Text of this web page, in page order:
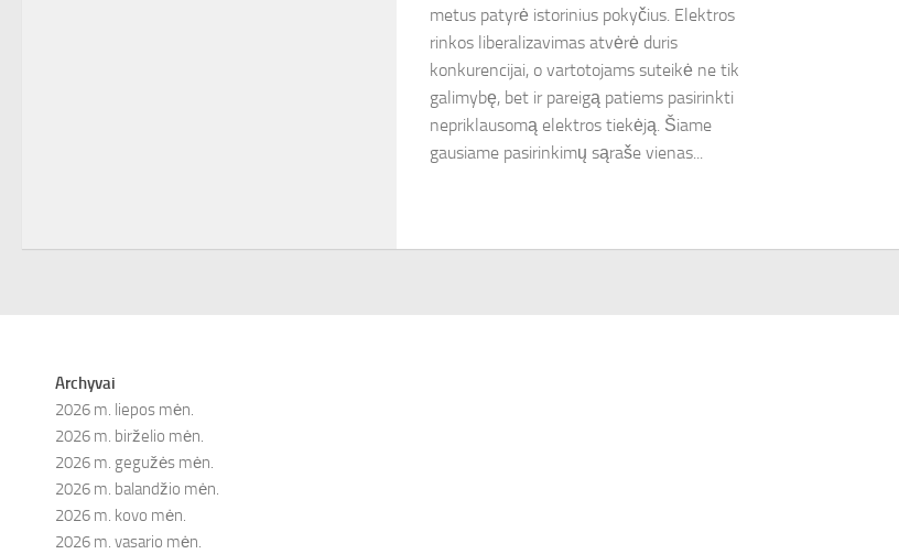
metus patyrė istorinius pokyčius. Elektros
rinkos liberalizavimas atvėrė duris
konkurencijai, o vartotojams suteikė ne tik
galimybę, bet ir pareigą patiems pasirinkti
nepriklausomą elektros tiekėją. Šiame
gausiame pasirinkimų sąraše vienas...
Archyvai
2026 m. liepos mėn.
2026 m. birželio mėn.
2026 m. gegužės mėn.
2026 m. balandžio mėn.
2026 m. kovo mėn.
2026 m. vasario mėn.